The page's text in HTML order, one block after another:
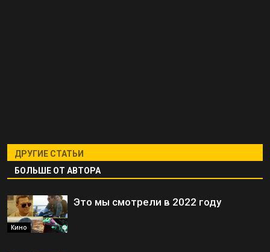
ДРУГИЕ СТАТЬИ
БОЛЬШЕ ОТ АВТОРА
Кино
Это мы смотрели в 2022 году